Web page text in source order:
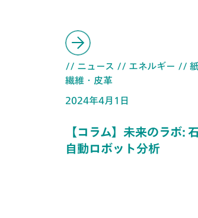
// ニュース // エネルギー //
繊維・皮革
2024年4月1日
【コラム】未来のラボ:
自動ロボット分析